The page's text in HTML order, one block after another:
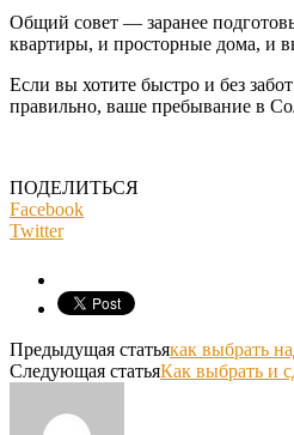
Общий совет — заранее
квартиры, и просторные дома, и
Если вы хотите быстро и без
правильно, ваше пребывание в
ПОДЕЛИТЬСЯ
Facebook
Twitter
Предыдущая статьякак выбрать
Следующая статьяКак выбрать и